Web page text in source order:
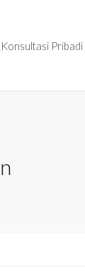
Konsultasi Pribadi